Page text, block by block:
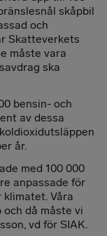
skåpbil
och
Skatteverkets
måste vara
ska
bensin- och
av dessa
år.
med 100 000
anpassade för
Våra
då måste vi
vd för SIAK.